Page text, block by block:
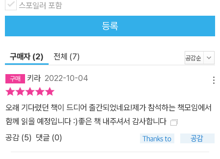
업화되고 다각화된 한국 성산업을 문제 삼기 어렵다는 점에서는 매한
인권행동 이룸은 우선 첫 단추부터 제대로 끼우자고 제안한다. 바로
산업의 현실을 살피지 않은 채 성매매 여성만을 문제 삼는 법률, 관행,
문화를 바꾸자는 제안이다. ‘피해자가 아닌’ 성매매 여성을 처벌하고
이를 정당화하는 관행이 지속되는 한, 문제의 핵심인 성산업은 시야
에서 벗어나 더욱 번성할 따름이라는 것이 필자 모두의 진단이다. “이
책의 주장은 단순하고 명료하다. 성매매 여성은 처벌받아서는 안 된
때문이다. 그러나 성매매 여성 불처벌은 성매매를 사회구조적인 젠더
스포일러 포함
등록
구매자 (2) 전체 (7)
키라 2022-10-04
오래 기다렸던 책이 드디어 출간되었네요!제가 참석하는 책모임에서
함께 읽을 예정입니다 :)좋은 책 내주셔서 감사합니다
공감 (5) 댓글 (0)